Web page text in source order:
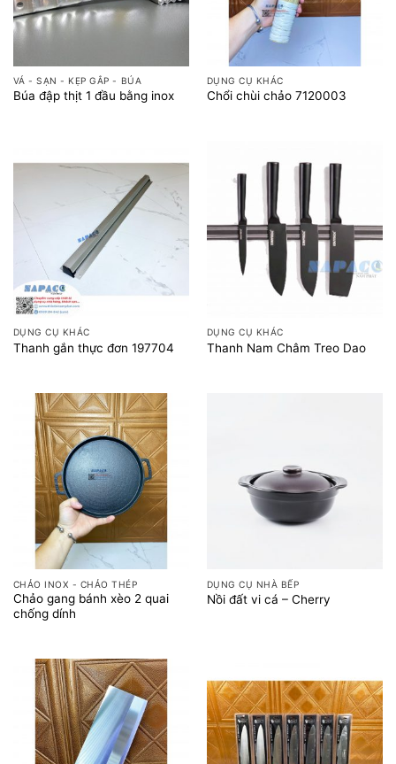
VÁ - SẠN - KẸP GẮP - BÚA
Búa đập thịt 1 đầu bằng inox
DỤNG CỤ KHÁC
Chổi chùi chảo 7120003
DỤNG CỤ KHÁC
Thanh gắn thực đơn 197704
DỤNG CỤ KHÁC
Thanh Nam Châm Treo Dao
CHẢO INOX - CHẢO THÉP
Chảo gang bánh xèo 2 quai
chống dính
DỤNG CỤ NHÀ BẾP
Nồi đất vi cá – Cherry